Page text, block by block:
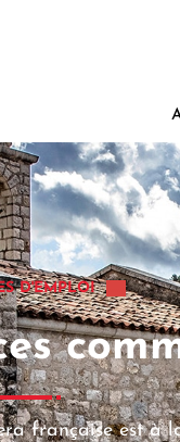
D'EMPLOI
française est à